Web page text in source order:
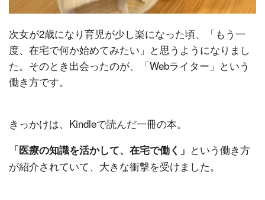
次女が2歳になり育児が少し楽になった頃、「もう一
度、在宅で何か始めてみたい」と思うようになりまし
た。そのとき出会ったのが、「Webライター」という
働き方です。
きっかけは、Kindleで読んだ一冊の本。
「医療の知識を活かして、在宅で働く」 という働き方
が紹介されていて、大きな衝撃を受けました。